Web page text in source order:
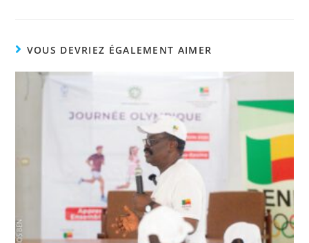
e
b
o
er s
p
y
n
k
g
VOUS DEVRIEZ ÉGALEMENT AIMER